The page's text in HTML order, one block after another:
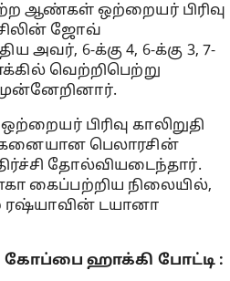
ஆண்கள் ஒற்றையர் பிரிவு
ஜோவ்
6-க்கு 4, 6-க்கு 3, 7-
வெற்றிபெற்று
முன்னேறினார்.
பிரிவு காலிறுதி
பெலாரசின்
தோல்வியடைந்தார்.
கைப்பற்றிய நிலையில்,
ரஷ்யாவின் டயானா
ஹாக்கி போட்டி :